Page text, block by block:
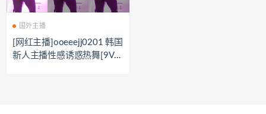
国外主播
[网红主播]ooeeejj0201 韩国
新人主播性感诱惑热舞[9V/